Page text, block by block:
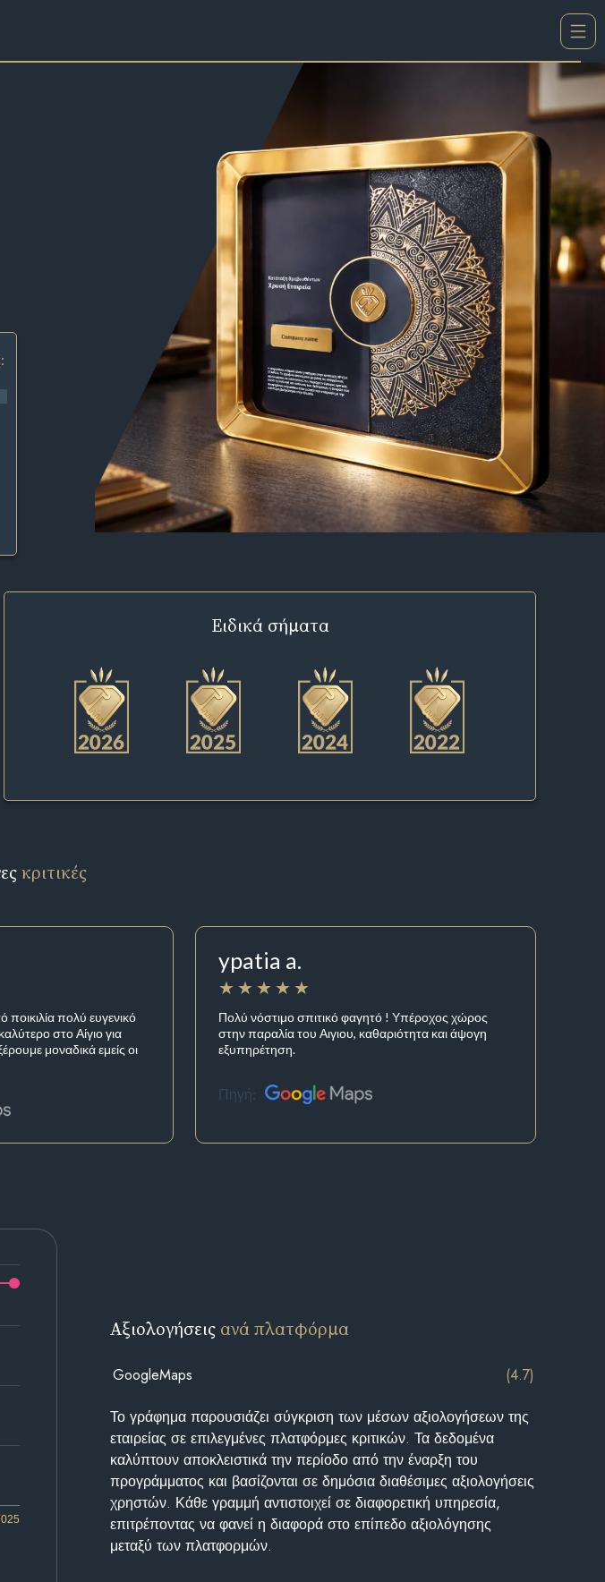
Ειδικά σήματα
κριτικές
ποικιλία πολύ ευγενικό
στο Αίγιο για
μοναδικά εμείς οι
ypatia a.
Πολύ νόστιμο σπιτικό φαγητό ! Υπέροχος χώρος
στην παραλία του Αιγιου, καθαριότητα και άψογη
εξυπηρέτηση.
Πηγή:
Αξιολογήσεις ανά πλατφόρμα
GoogleMaps (4.7)
Το γράφημα παρουσιάζει σύγκριση των μέσων αξιολογήσεων της
εταιρείας σε επιλεγμένες πλατφόρμες κριτικών. Τα δεδομένα
καλύπτουν αποκλειστικά την περίοδο από την έναρξη του
προγράμματος και βασίζονται σε δημόσια διαθέσιμες αξιολογήσεις
χρηστών. Κάθε γραμμή αντιστοιχεί σε διαφορετική υπηρεσία,
επιτρέποντας να φανεί η διαφορά στο επίπεδο αξιολόγησης
μεταξύ των πλατφορμών.